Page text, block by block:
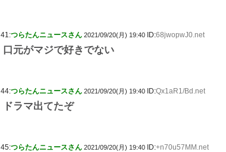
41:つらたんニュースさん 2021/09/20(月) 19:40 ID:68jwopwJ0.net
口元がマジで好きでない
44:つらたんニュースさん 2021/09/20(月) 19:40 ID:Qx1aR1/Bd.net
ドラマ出てたぞ
45:つらたんニュースさん 2021/09/20(月) 19:40 ID:+n70u57MM.net